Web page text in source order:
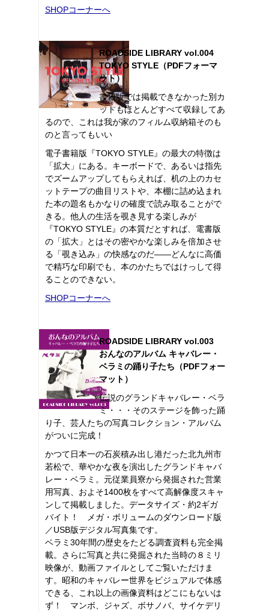
SHOPコーナーへ
ROADSIDE LIBRARY vol.004
TOKYO STYLE（PDFフォーマ
ット）
書籍版では掲載できなかった別カ
ットもほとんどすべて収録してあ
るので、これは我が家のフィルム収納箱そのも
のと言ってもいい
電子書籍版『TOKYO STYLE』の最大の特徴は
「拡大」にある。キーボードで、あるいは指先
でズームアップしてもらえれば、机の上のカセ
ットテープの曲目リストや、本棚に詰め込まれ
た本の題名もかなりの確度で読み取ることがで
きる。他人の生活を覗き見する楽しみが
『TOKYO STYLE』の本質だとすれば、電書版
の「拡大」とはその密やかな楽しみを倍加させ
る「覗き込み」の快感なのだ――どんなに高価
で精巧な印刷でも、本のかたちではけっして得
ることのできない。
SHOPコーナーへ
ROADSIDE LIBRARY vol.003
おんなのアルバム キャバレー・
ベラミの踊り子たち（PDFフォー
マット）
伝説のグランドキャバレー・ベラ
ミ・・・そのステージを飾った踊
り子、芸人たちの写真コレクション・アルバム
がついに完成！
かつて日本一の石炭積み出し港だった北九州市
若松で、華やかな夜を演出したグランドキャバ
レー・ベラミ。元従業員寮から発掘された営業
用写真、およそ1400枚をすべて高解像度スキャ
ンして掲載しました。データサイズ・約2ギガ
バイト！ メガ・ボリュームのダウンロード版
／USB版デジタル写真集です。
ベラミ30年間の歴史をたどる調査資料も完全掲
載。さらに写真と共に発掘された当時の８ミリ
映像が、動画ファイルとしてご覧いただけま
す。昭和のキャバレー世界をビジュアルで体感
できる、これ以上の画像資料はどこにもないは
ず！ マンボ、ジャズ、ボサノバ、サイケデリ